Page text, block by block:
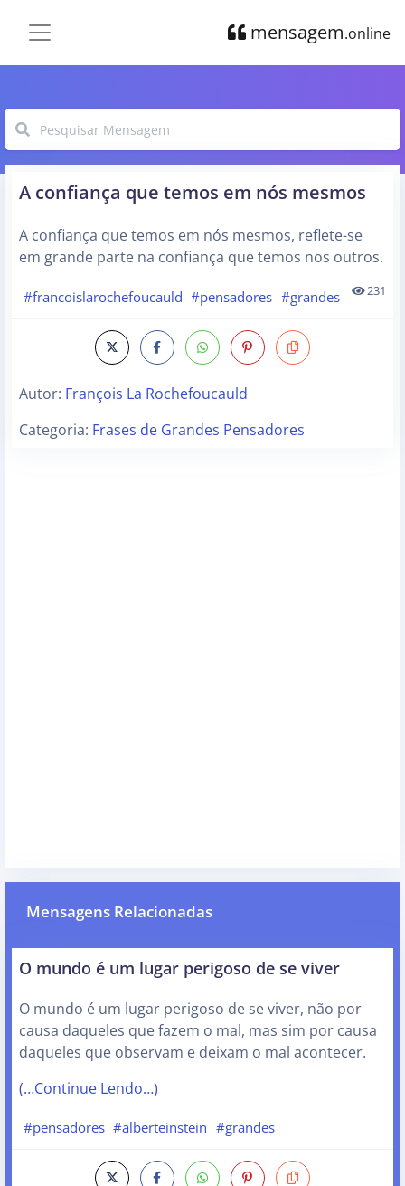
mensagem.online
A confiança que temos em nós mesmos
A confiança que temos em nós mesmos, reflete-se
em grande parte na confiança que temos nos outros.
#francoislarochefoucauld #pensadores #grandes 231
Autor: François La Rochefoucauld
Categoria: Frases de Grandes Pensadores
Mensagens Relacionadas
O mundo é um lugar perigoso de se viver
O mundo é um lugar perigoso de se viver, não por
causa daqueles que fazem o mal, mas sim por causa
daqueles que observam e deixam o mal acontecer.
(…Continue Lendo…)
#pensadores #alberteinstein #grandes